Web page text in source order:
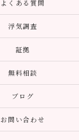
よくある質問
浮気調査
証拠
無料相談
ブログ
お問い合わせ